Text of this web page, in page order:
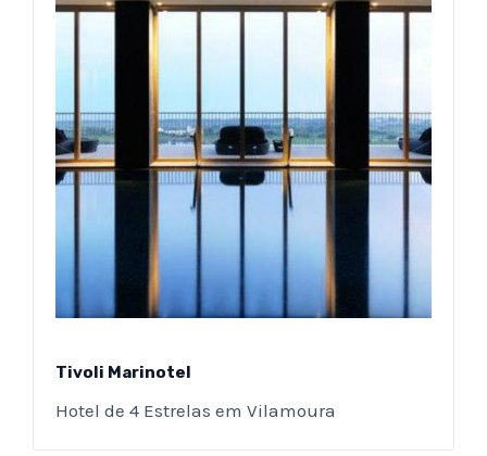
Tivoli Marinotel
Hotel de 4 Estrelas em Vilamoura